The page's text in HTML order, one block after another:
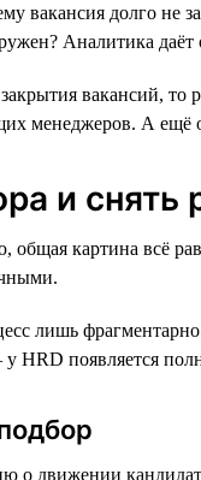
вакансия долго не
Аналитика
вакансий, то
А ещё
и снять
общая картина всё
лишь
появляется
о движении